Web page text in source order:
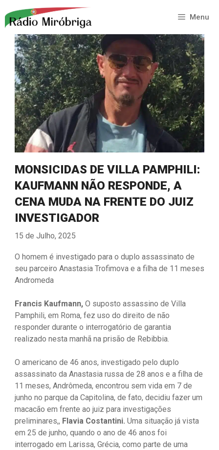
para
conteúdo
Menu
MONSICIDAS DE VILLA PAMPHILI:
KAUFMANN NÃO RESPONDE, A
CENA MUDA NA FRENTE DO JUIZ
INVESTIGADOR
15 de Julho, 2025
O homem é investigado para o duplo assassinato de
seu parceiro Anastasia Trofimova e a filha de 11 meses
Andromeda
Francis Kaufmann, O suposto assassino de Villa
Pamphili, em Roma, fez uso do direito de não
responder durante o interrogatório de garantia
realizado nesta manhã na prisão de Rebibbia.
O americano de 46 anos, investigado pelo duplo
assassinato da Anastasia russa de 28 anos e a filha de
11 meses, Andrômeda, encontrou sem vida em 7 de
junho no parque da Capitolina, de fato, decidiu fazer um
macacão em frente ao juiz para investigações
preliminares,, Flavia Costantini. Uma situação já vista
em 25 de junho, quando o ano de 46 anos foi
interrogado em Larissa, Grécia, como parte de uma